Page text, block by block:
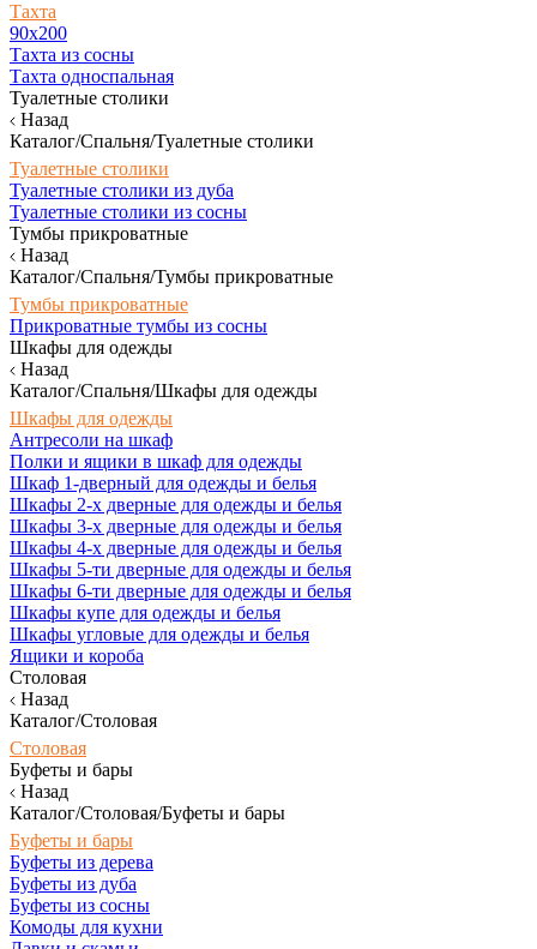
Тахта
90х200
Тахта из сосны
Тахта односпальная
Туалетные столики
Назад
Каталог/Спальня/Туалетные столики
Туалетные столики
Туалетные столики из дуба
Туалетные столики из сосны
Тумбы прикроватные
Назад
Каталог/Спальня/Тумбы прикроватные
Тумбы прикроватные
Прикроватные тумбы из сосны
Шкафы для одежды
Назад
Каталог/Спальня/Шкафы для одежды
Шкафы для одежды
Антресоли на шкаф
Полки и ящики в шкаф для одежды
Шкаф 1-дверный для одежды и белья
Шкафы 2-х дверные для одежды и белья
Шкафы 3-х дверные для одежды и белья
Шкафы 4-х дверные для одежды и белья
Шкафы 5-ти дверные для одежды и белья
Шкафы 6-ти дверные для одежды и белья
Шкафы купе для одежды и белья
Шкафы угловые для одежды и белья
Ящики и короба
Столовая
Назад
Каталог/Столовая
Столовая
Буфеты и бары
Назад
Каталог/Столовая/Буфеты и бары
Буфеты и бары
Буфеты из дерева
Буфеты из дуба
Буфеты из сосны
Комоды для кухни